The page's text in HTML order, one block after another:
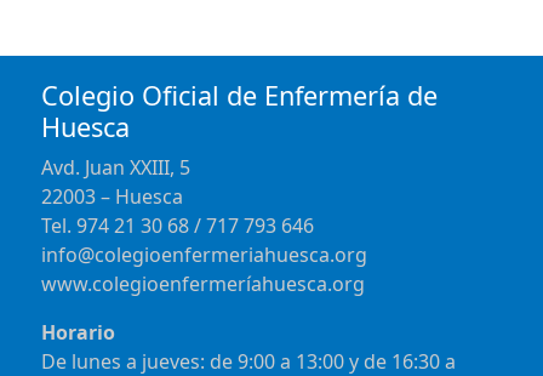
Colegio Oficial de Enfermería de
Huesca
Avd. Juan XXIII, 5
22003 – Huesca
Tel. 974 21 30 68 / 717 793 646
info@colegioenfermeriahuesca.org
www.colegioenfermeríahuesca.org
Horario
De lunes a jueves: de 9:00 a 13:00 y de 16:30 a